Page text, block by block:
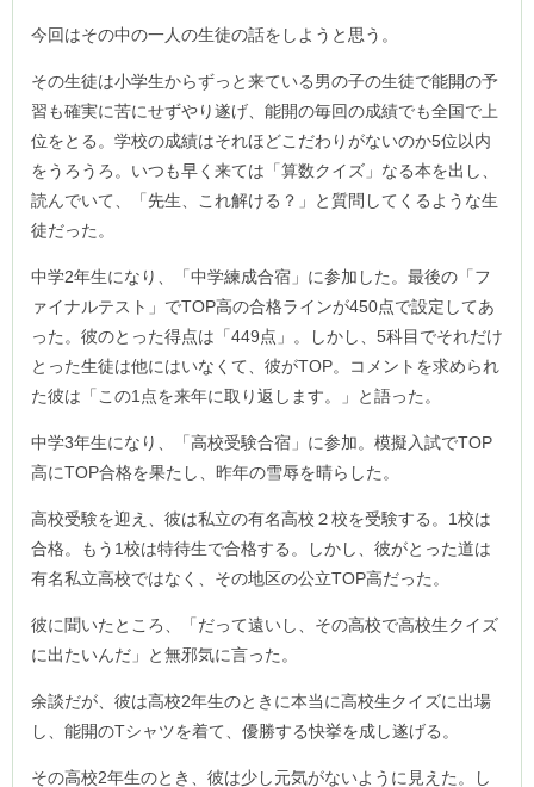
今回はその中の一人の生徒の話をしようと思う。
その生徒は小学生からずっと来ている男の子の生徒で能開の予
習も確実に苦にせずやり遂げ、能開の毎回の成績でも全国で上
位をとる。学校の成績はそれほどこだわりがないのか5位以内
をうろうろ。いつも早く来ては「算数クイズ」なる本を出し、
読んでいて、「先生、これ解ける？」と質問してくるような生
徒だった。
中学2年生になり、「中学練成合宿」に参加した。最後の「フ
ァイナルテスト」でTOP高の合格ラインが450点で設定してあ
った。彼のとった得点は「449点」。しかし、5科目でそれだけ
とった生徒は他にはいなくて、彼がTOP。コメントを求められ
た彼は「この1点を来年に取り返します。」と語った。
中学3年生になり、「高校受験合宿」に参加。模擬入試でTOP
高にTOP合格を果たし、昨年の雪辱を晴らした。
高校受験を迎え、彼は私立の有名高校２校を受験する。1校は
合格。もう1校は特待生で合格する。しかし、彼がとった道は
有名私立高校ではなく、その地区の公立TOP高だった。
彼に聞いたところ、「だって遠いし、その高校で高校生クイズ
に出たいんだ」と無邪気に言った。
余談だが、彼は高校2年生のときに本当に高校生クイズに出場
し、能開のTシャツを着て、優勝する快挙を成し遂げる。
その高校2年生のとき、彼は少し元気がないように見えた。し